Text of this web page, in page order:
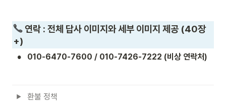
연락 : 전체 답사 이미지와 세부 이미지 제공 (40장
+)
• 010-6470-7600 / 010-7426-7222 (비상 연락처)
환불 정책